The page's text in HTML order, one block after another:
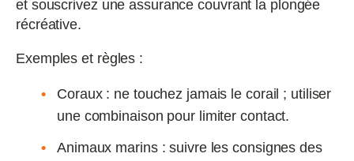
et souscrivez une assurance couvrant la plongée
récréative.
Exemples et règles :
Coraux : ne touchez jamais le corail ; utiliser
une combinaison pour limiter contact.
Animaux marins : suivre les consignes des